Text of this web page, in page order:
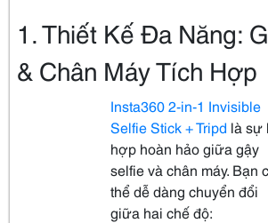
1. Thiết Kế Đa Năng:
& Chân Máy Tích Hợp
Insta360 2-in-1 Invisible
Selfie Stick + Tripd là sự
hợp hoàn hảo giữa gậy
selfie và chân máy. Bạn
thể dễ dàng chuyển đổi
giữa hai chế độ: